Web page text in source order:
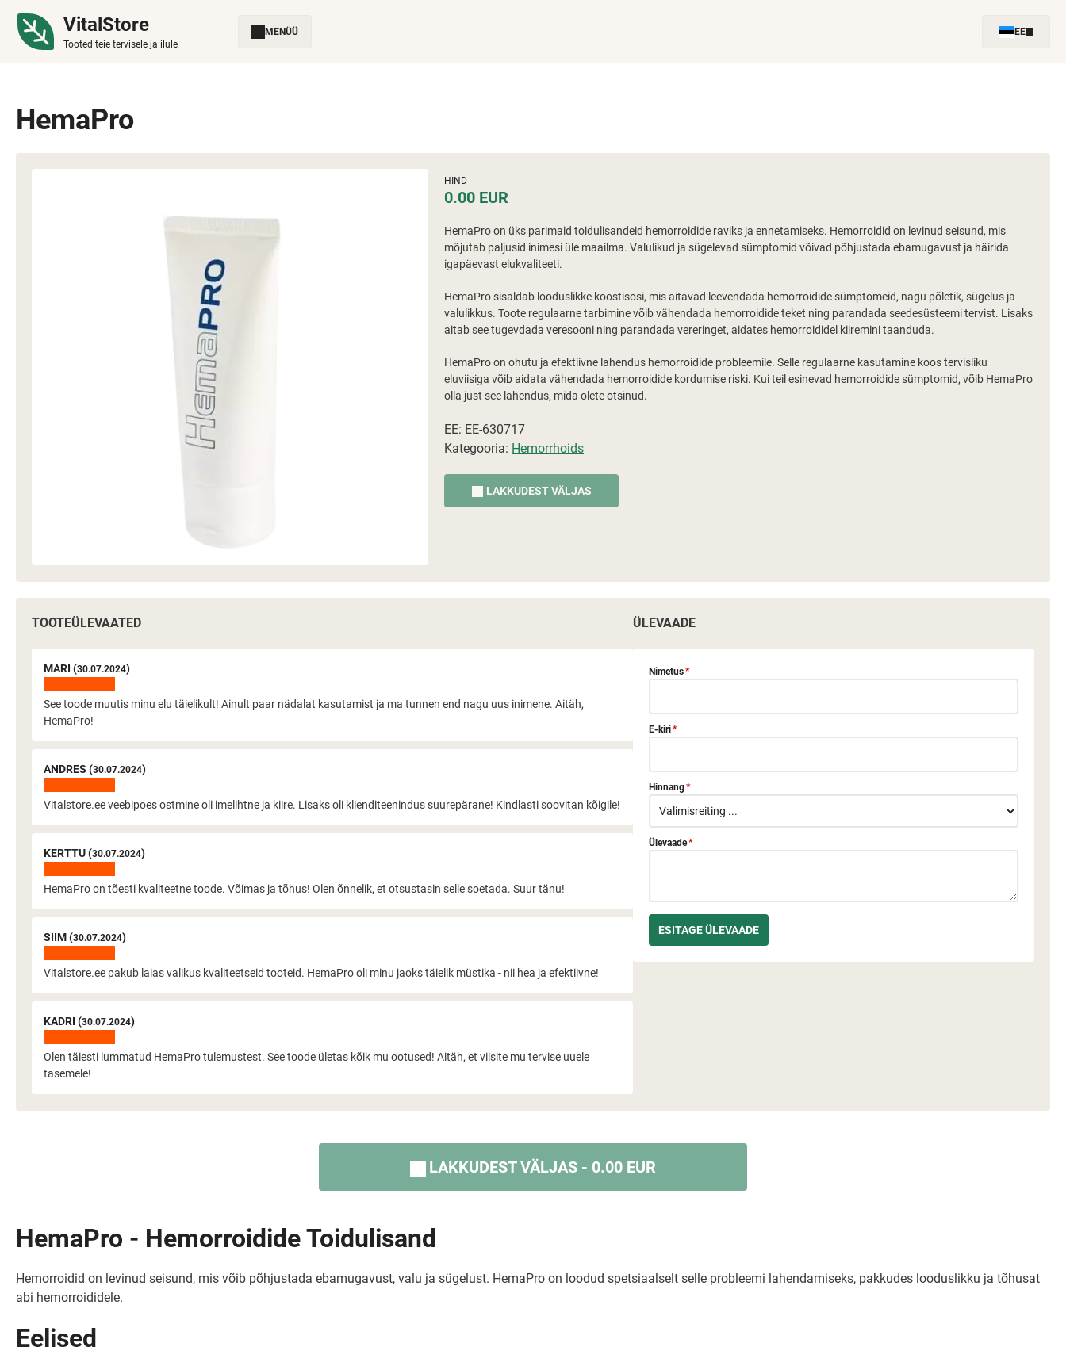
VitalStore
Tooted teie tervisele ja ilule
MENÜÜ EE
HemaPro
HIND
0.00 EUR
HemaPro on üks parimaid toidulisandeid hemorroidide raviks ja ennetamiseks. Hemorroidid on levinud seisund, mis
mõjutab paljusid inimesi üle maailma. Valulikud ja sügelevad sümptomid võivad põhjustada ebamugavust ja häirida
igapäevast elukvaliteeti.
HemaPro sisaldab looduslikke koostisosi, mis aitavad leevendada hemorroidide sümptomeid, nagu põletik, sügelus ja
valulikkus. Toote regulaarne tarbimine võib vähendada hemorroidide teket ning parandada seedesüsteemi tervist. Lisaks
aitab see tugevdada veresooni ning parandada vereringet, aidates hemorroididel kiiremini taanduda.
HemaPro on ohutu ja efektiivne lahendus hemorroidide probleemile. Selle regulaarne kasutamine koos tervisliku
eluviisiga võib aidata vähendada hemorroidide kordumise riski. Kui teil esinevad hemorroidide sümptomid, võib HemaPro
olla just see lahendus, mida olete otsinud.
EE: EE-630717
Kategooria: Hemorrhoids
LAKKUDEST VÄLJAS
TOOTEÜLEVAATED
MARI (30.07.2024)
See toode muutis minu elu täielikult! Ainult paar nädalat kasutamist ja ma tunnen end nagu uus inimene. Aitäh,
HemaPro!
ANDRES (30.07.2024)
Vitalstore.ee veebipoes ostmine oli imelihtne ja kiire. Lisaks oli klienditeenindus suurepärane! Kindlasti soovitan kõigile!
KERTTU (30.07.2024)
HemaPro on tõesti kvaliteetne toode. Võimas ja tõhus! Olen õnnelik, et otsustasin selle soetada. Suur tänu!
SIIM (30.07.2024)
Vitalstore.ee pakub laias valikus kvaliteetseid tooteid. HemaPro oli minu jaoks täielik müstika - nii hea ja efektiivne!
KADRI (30.07.2024)
Olen täiesti lummatud HemaPro tulemustest. See toode ületas kõik mu ootused! Aitäh, et viisite mu tervise uuele
tasemele!
ÜLEVAADE
Nimetus*
E-kiri*
Hinnang*
Ülevaade*
LAKKUDEST VÄLJAS - 0.00 EUR
HemaPro - Hemorroidide Toidulisand
Hemorroidid on levinud seisund, mis võib põhjustada ebamugavust, valu ja sügelust. HemaPro on loodud spetsiaalselt selle probleemi lahendamiseks, pakkudes looduslikku ja tõhusat
abi hemorroididele.
Eelised